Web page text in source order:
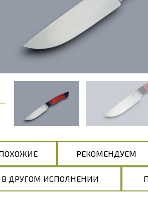
РЕКОМЕНДУЕМ
В ДРУГОМ ИСПОЛНЕНИИ